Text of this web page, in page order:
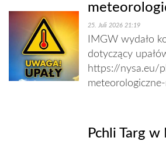
25. Juli 2026 21:19
IMGW wydało
dotyczący
https://nysa.eu/
Pchli Targ w